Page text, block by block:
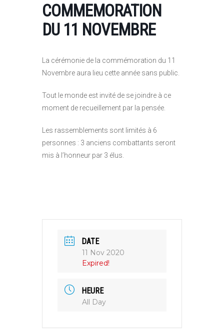
COMMEMORATION
DU 11 NOVEMBRE
La cérémonie de la commémoration du 11
Novembre aura lieu cette année sans public.
Tout le monde est invité de se joindre à ce
moment de recueillement par la pensée.
Les rassemblements sont limités à 6
personnes : 3 anciens combattants seront
mis à l’honneur par 3 élus.
DATE
11 Nov 2020
Expired!
HEURE
All Day